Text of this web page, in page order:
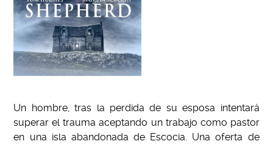
Un hombre, tras la perdida de su esposa intentará
superar el trauma aceptando un trabajo como pastor
en una isla abandonada de Escocia. Una oferta de